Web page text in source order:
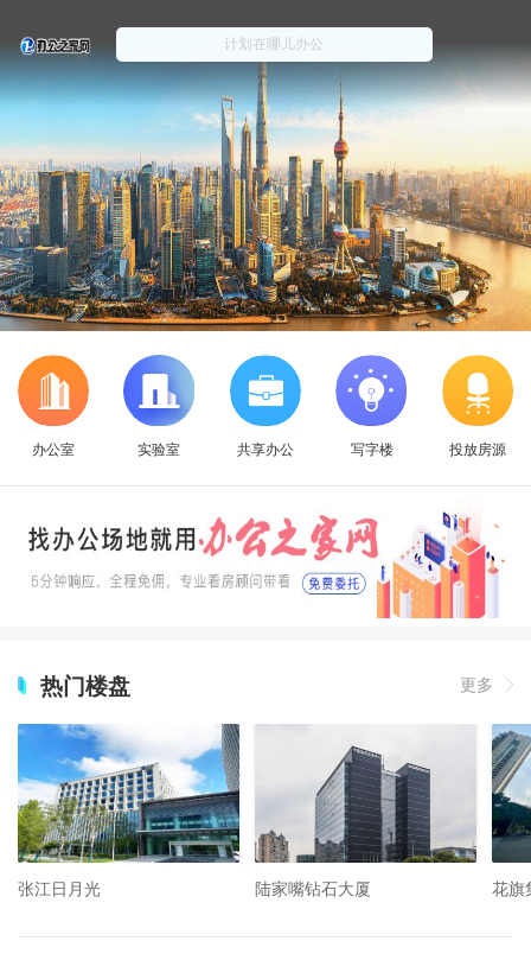
办公室 实验室 共享办公 写字楼 投放房源
热门楼盘 更多
张江日月光 陆家嘴钻石大厦 花旗